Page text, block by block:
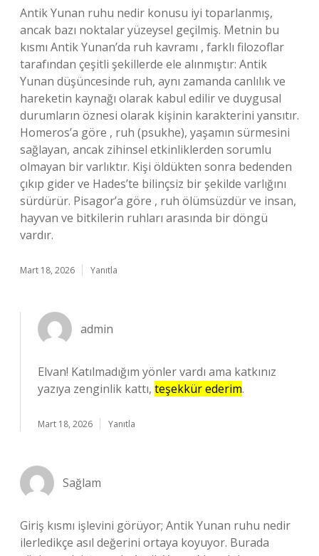
Antik Yunan ruhu nedir konusu iyi toparlanmış,
ancak bazı noktalar yüzeysel geçilmiş. Metnin bu
kısmı Antik Yunan’da ruh kavramı , farklı filozoflar
tarafından çeşitli şekillerde ele alınmıştır: Antik
Yunan düşüncesinde ruh, aynı zamanda canlılık ve
hareketin kaynağı olarak kabul edilir ve duygusal
durumların öznesi olarak kişinin karakterini yansıtır.
Homeros’a göre , ruh (psukhe), yaşamın sürmesini
sağlayan, ancak zihinsel etkinliklerden sorumlu
olmayan bir varlıktır. Kişi öldükten sonra bedenden
çıkıp gider ve Hades’te bilinçsiz bir şekilde varlığını
sürdürür. Pisagor’a göre , ruh ölümsüzdür ve insan,
hayvan ve bitkilerin ruhları arasında bir döngü
vardır.
Mart 18, 2026 Yanıtla
admin
Elvan! Katılmadığım yönler vardı ama katkınız
yazıya zenginlik kattı, teşekkür ederim.
Mart 18, 2026 Yanıtla
Sağlam
Giriş kısmı işlevini görüyor; Antik Yunan ruhu nedir
ilerledikçe asıl değerini ortaya koyuyor. Burada